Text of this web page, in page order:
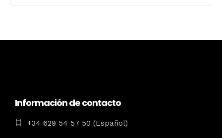
Información de contacto
+34 629 54 57 50 (Español)